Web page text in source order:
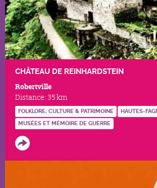
CHÂTEAU DE REINHARDSTEIN
Robertville
Distance: 35 km
FOLKLORE, CULTURE & PATRIMOINE
HAUTES-
MUSÉES ET MÉMOIRE DE GUERRE